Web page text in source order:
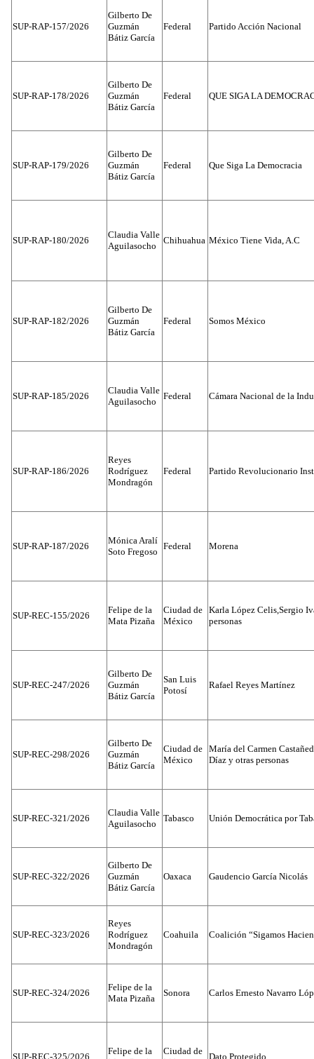
SUP-RAP-157/2026
Gilberto De
Guzmán
Bátiz García
Federal Partido Acción Nacional
SUP-RAP-178/2026
Gilberto De
Guzmán
Bátiz García
Federal QUE SIGA LA
SUP-RAP-179/2026
Gilberto De
Guzmán
Bátiz García
Federal Que Siga La Democracia
SUP-RAP-180/2026
Claudia Valle
Aguilasocho
Chihuahua México Tiene Vida, A.C
SUP-RAP-182/2026
Gilberto De
Guzmán
Bátiz García
Federal Somos México
SUP-RAP-185/2026
Claudia Valle
Aguilasocho
Federal Cámara Nacional de la
SUP-RAP-186/2026
Reyes
Rodríguez
Mondragón
Federal Partido Revolucionario
SUP-RAP-187/2026
Mónica Aralí
Soto Fregoso
Federal Morena
SUP-REC-155/2026
Felipe de la
Mata Pizaña
Ciudad de
México
Karla López Celis,Sergio
personas
SUP-REC-247/2026
Gilberto De
Guzmán
Bátiz García
San Luis
Potosí
Rafael Reyes Martínez
SUP-REC-298/2026
Gilberto De
Guzmán
Bátiz García
Ciudad de
México
María del Carmen
Díaz y otras personas
SUP-REC-321/2026
Claudia Valle
Aguilasocho
Tabasco Unión Democrática por
SUP-REC-322/2026
Gilberto De
Guzmán
Bátiz García
Oaxaca Gaudencio García Nicolás
SUP-REC-323/2026
Reyes
Rodríguez
Mondragón
Coahuila Coalición “Sigamos
SUP-REC-324/2026
Felipe de la
Mata Pizaña
Sonora Carlos Ernesto Navarro
SUP-REC-325/2026
Felipe de la
Ciudad de
Dato Protegido